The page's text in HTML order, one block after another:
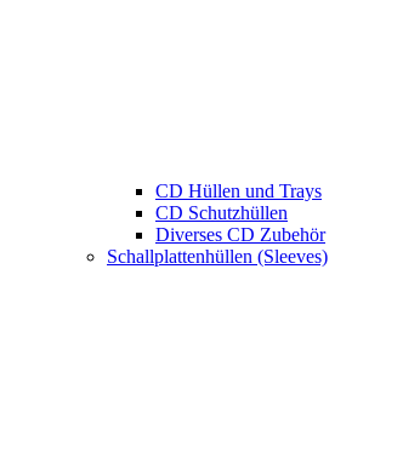
CD Hüllen und Trays
CD Schutzhüllen
Diverses CD Zubehör
Schallplattenhüllen (Sleeves)